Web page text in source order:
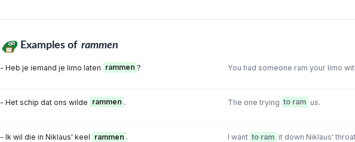
Examples of rammen
- Heb je iemand je limo laten rammen ? You had someone ram your limo
- Het schip dat ons wilde rammen . The one trying to ram us.
- Ik wil die in Niklaus' keel rammen . I want to ram it down Niklaus'